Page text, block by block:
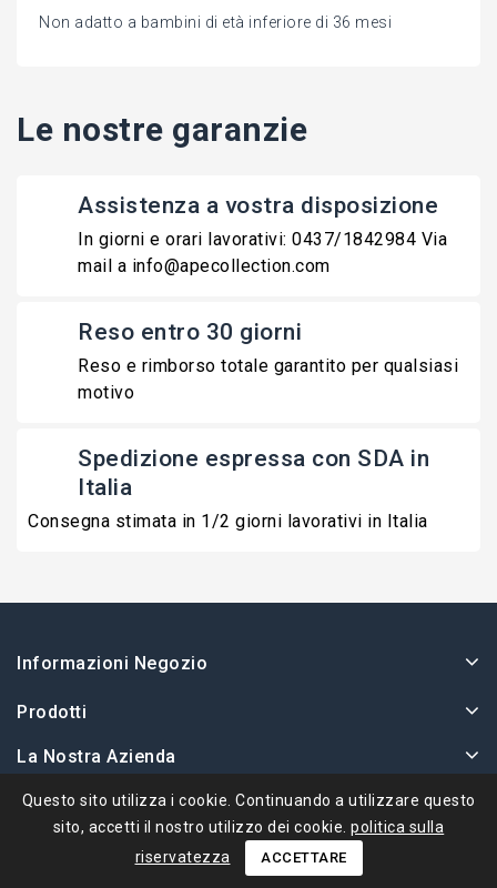
Non adatto a bambini di età inferiore di 36 mesi
Le nostre garanzie
Assistenza a vostra disposizione
In giorni e orari lavorativi: 0437/1842984 Via
mail a info@apecollection.com
Reso entro 30 giorni
Reso e rimborso totale garantito per qualsiasi
motivo
Spedizione espressa con SDA in
Italia
Consegna stimata in 1/2 giorni lavorativi in Italia
Informazioni Negozio
Prodotti
La Nostra Azienda
Il Tuo Account
Questo sito utilizza i cookie. Continuando a utilizzare questo
sito, accetti il ​​nostro utilizzo dei cookie. politica sulla
riservatezza
ACCETTARE